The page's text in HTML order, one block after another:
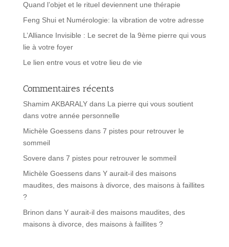
Quand l’objet et le rituel deviennent une thérapie
Feng Shui et Numérologie: la vibration de votre adresse
L’Alliance Invisible : Le secret de la 9ème pierre qui vous
lie à votre foyer
Le lien entre vous et votre lieu de vie
Commentaires récents
Shamim AKBARALYdans La pierre qui vous soutient
dans votre année personnelle
Michèle Goessensdans 7 pistes pour retrouver le
sommeil
Sovere dans 7 pistes pour retrouver le sommeil
Michèle Goessensdans Y aurait-il des maisons
maudites, des maisons à divorce, des maisons à faillites
?
Brinon dans Y aurait-il des maisons maudites, des
maisons à divorce, des maisons à faillites ?